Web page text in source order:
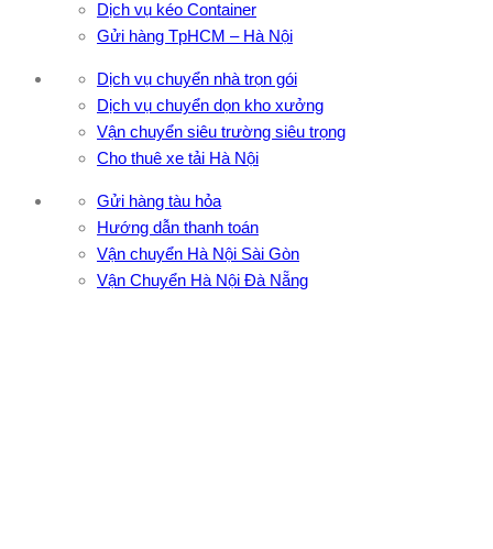
Dịch vụ kéo Container
Gửi hàng TpHCM – Hà Nội
Dịch vụ chuyển nhà trọn gói
Dịch vụ chuyển dọn kho xưởng
Vận chuyển siêu trường siêu trọng
Cho thuê xe tải Hà Nội
Gửi hàng tàu hỏa
Hướng dẫn thanh toán
Vận chuyển Hà Nội Sài Gòn
Vận Chuyển Hà Nội Đà Nẵng